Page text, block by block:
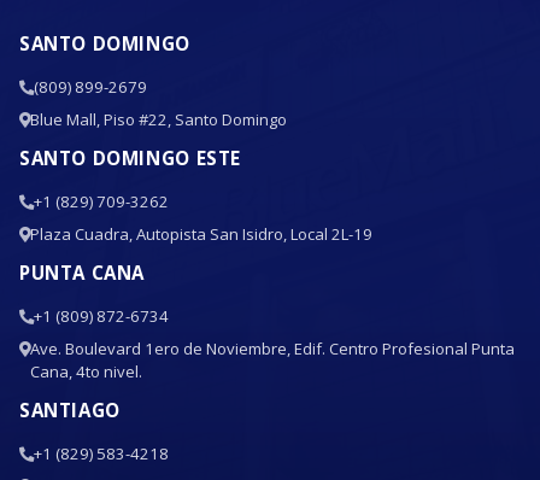
SANTO DOMINGO
(809) 899-2679
Blue Mall, Piso #22, Santo Domingo
SANTO DOMINGO ESTE
+1 (829) 709-3262
Plaza Cuadra, Autopista San Isidro, Local 2L-19
PUNTA CANA
+1 (809) 872-6734
Ave. Boulevard 1ero de Noviembre, Edif. Centro Profesional Punta
Cana, 4to nivel.
SANTIAGO
+1 (829) 583-4218